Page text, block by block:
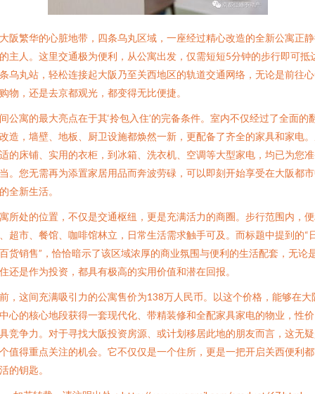
阪繁华的心脏地带，四条乌丸区域，一座经过精心改造的全新公寓正
主人。这里交通极为便利，从公寓出发，仅需短短5分钟的步行即可抵
乌丸站，轻松连接起大阪乃至关西地区的轨道交通网络，无论是前往
物，还是去京都观光，都变得无比便捷。
公寓的最大亮点在于其‘拎包入住’的完备条件。室内不仅经过了全面的
造，墙壁、地板、厨卫设施都焕然一新，更配备了齐全的家具和家电
的床铺、实用的衣柜，到冰箱、洗衣机、空调等大型家电，均已为您
。您无需再为添置家居用品而奔波劳碌，可以即刻开始享受在大阪都
全新生活。
所处的位置，不仅是交通枢纽，更是充满活力的商圈。步行范围内，
超市、餐馆、咖啡馆林立，日常生活需求触手可及。而标题中提到的“
货销售”，恰恰暗示了该区域浓厚的商业氛围与便利的生活配套，无论
还是作为投资，都具有极高的实用价值和潜在回报。
，这间充满吸引力的公寓售价为138万人民币。以这个价格，能够在大
心的核心地段获得一套现代化、带精装修和全配家具家电的物业，性
竞争力。对于寻找大阪投资房源、或计划移居此地的朋友而言，这无
值得重点关注的机会。它不仅仅是一个住所，更是一把开启关西便利
的钥匙。